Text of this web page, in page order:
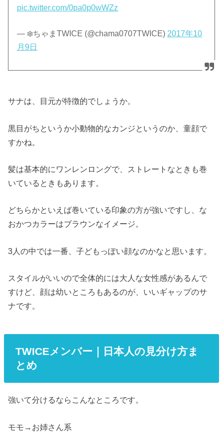
pic.twitter.com/0pa0p0wWZz
— ❄️ちゃまTWICE (@chama0707TWICE) 2017年10
月9日
サナは、目元が特徴的でしょうか。
黒目がちというか小動物的なカンジというのか、童顔で
すかね。
髪は基本的にワンレンロングで、ストレートなときも巻
いているときもあります。
どちらかといえば巻いている印象の方が強いですし、な
おかつカラーはブラウンなイメージ。
3人の中では一番、子どもっぽい顔なのかなと思います。
スタイルがいいので全体的には大人な女性感があるんで
すけど、顔は幼いところもあるのが、いいギャップのサ
ナです。
TWICEメンバー｜日本人の見分け方ま
とめ
強いて分けるならこんなところです。
モモ→お姉さん系